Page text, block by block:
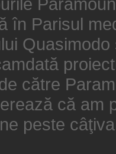
în Parisul
către
că am
peste